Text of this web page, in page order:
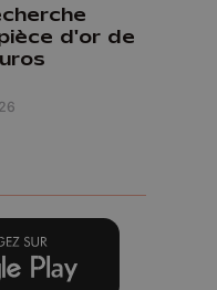
d'or de